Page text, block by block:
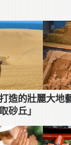
造的壯麗大地
砂丘」